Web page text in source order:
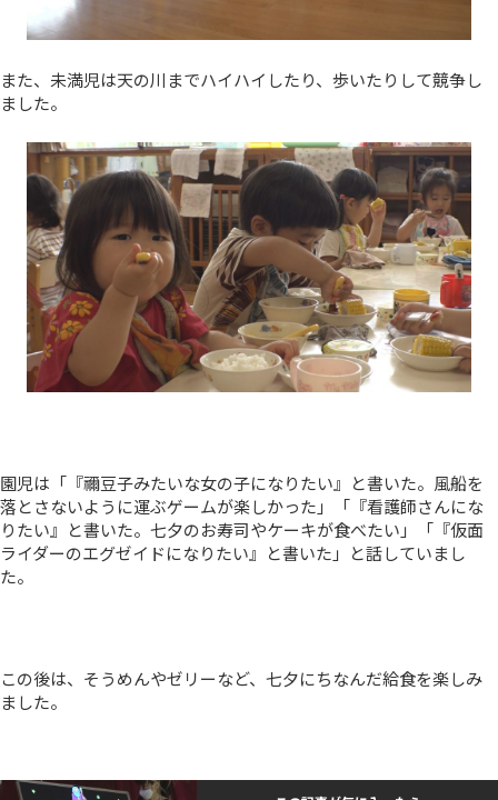
また、未満児は天の川までハイハイしたり、歩いたりして競争し
ました。
園児は「『禰豆子みたいな女の子になりたい』と書いた。風船を
落とさないように運ぶゲームが楽しかった」「『看護師さんにな
りたい』と書いた。七夕のお寿司やケーキが食べたい」「『仮面
ライダーのエグゼイドになりたい』と書いた」と話していまし
た。
この後は、そうめんやゼリーなど、七夕にちなんだ給食を楽しみ
ました。